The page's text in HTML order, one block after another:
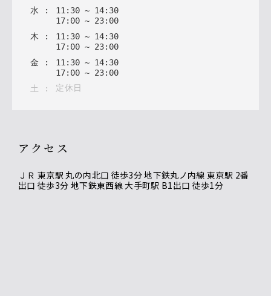
水 : 11 : 30 ~ 14: 30
17: 00 ~ 23: 00
木 : 11 : 30 ~ 14: 30
17: 00 ~ 23: 00
金 : 11 : 30 ~ 14: 30
17: 00 ~ 23: 00
土
: 定休日
アクセス
ＪＲ 東京駅 丸の内北口 徒歩3分 地下鉄丸ノ内線 東京駅 2番
出口 徒歩3分 地下鉄東西線 大手町駅 B1出口 徒歩1分